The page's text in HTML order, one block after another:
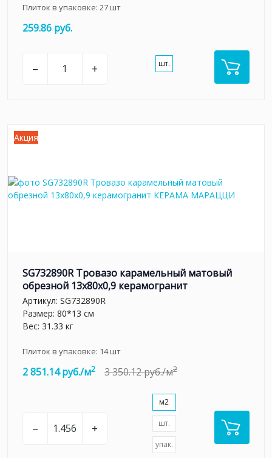
Плиток в упаковке: 27шт
259.86 руб.
– + шт.
Акция
SG732890R Тровазо карамельный матовый
обрезной 13x80x0,9 керамогранит
Артикул: SG732890R
Размер: 80*13 см
Вес: 31.33 кг
Плиток в упаковке: 14шт
2 851.14 руб./м2 3 350.12 руб./м2
– +
м2
шт.
упак.